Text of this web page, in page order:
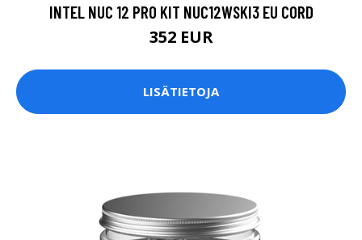
INTEL NUC 12 PRO KIT NUC12WSKI3 EU CORD
352 EUR
LISÄTIETOJA